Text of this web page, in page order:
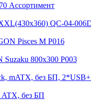
Ассортимент
QC-04-
Pisces M P016
Suzaku 800x300 P003
mATX, без БП,
ATX, без БП